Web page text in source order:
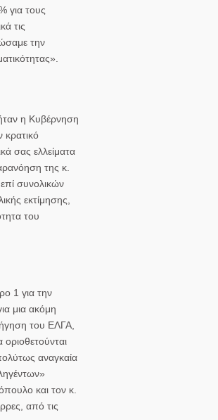
για τους
τις
την
η Κυβέρνηση
σας ελλείματα
της κ.
συνολικών
εκτίμησης,
του
1 για την
μια ακόμη
του ΕΛΓΑ,
αναγκαία
και τον κ.
από τις